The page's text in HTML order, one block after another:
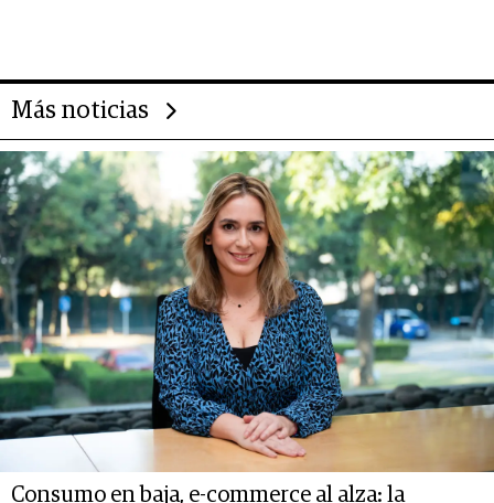
Más noticias
Consumo en baja, e-commerce al alza: la